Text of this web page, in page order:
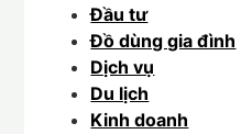
Đầu tư
Đồ dùng gia đình
Dịch vụ
Du lịch
Kinh doanh